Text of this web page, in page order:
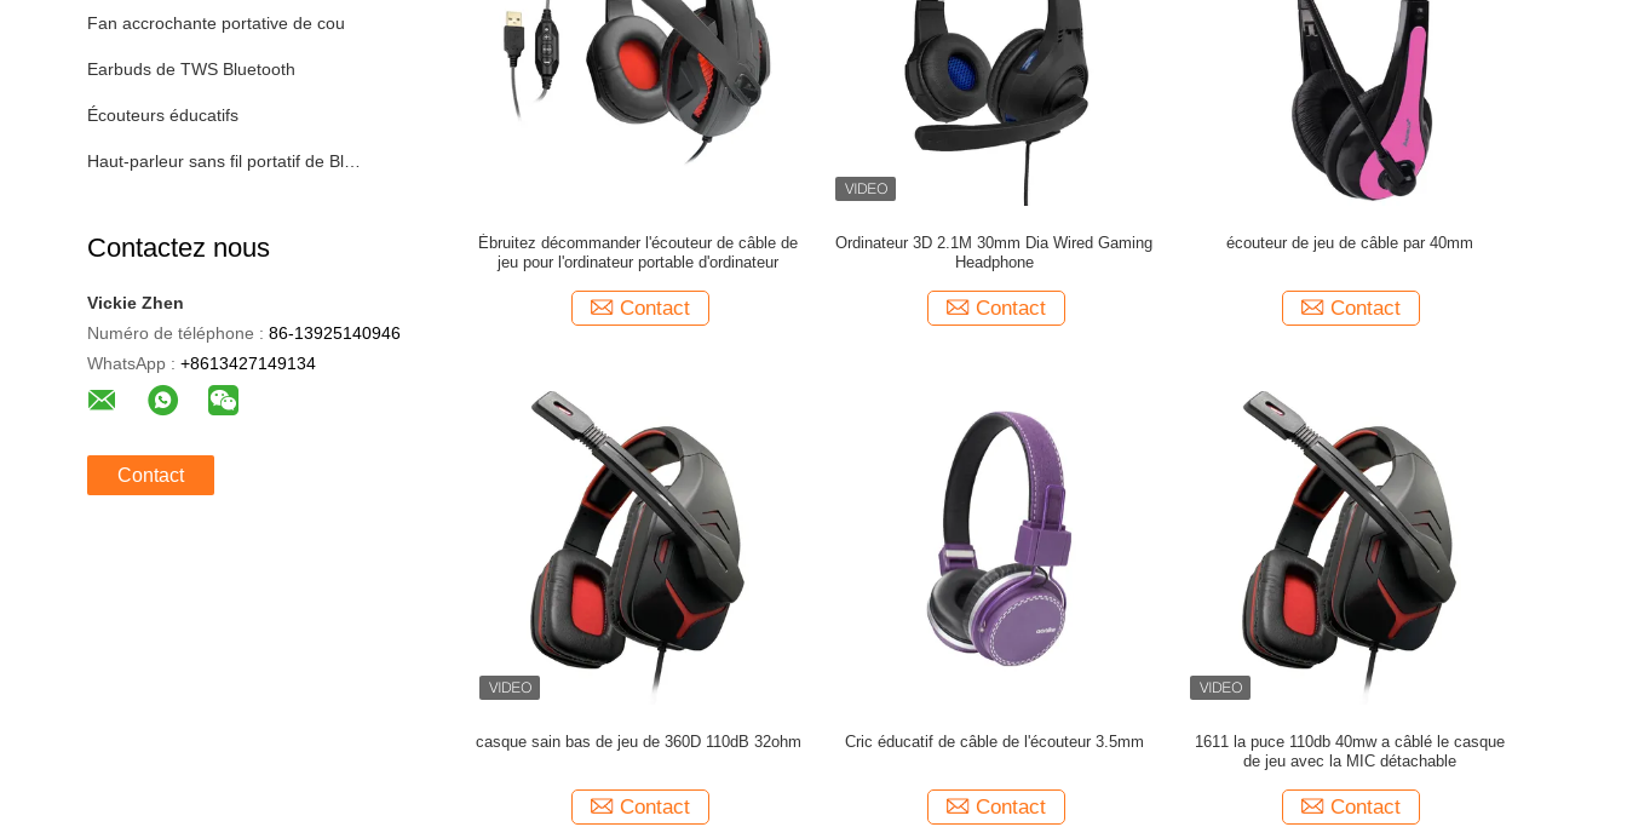
Fan accrochante portative de cou
Earbuds de TWS Bluetooth
Écouteurs éducatifs
Haut-parleur sans fil portatif de Bluetooth
Contactez nous
Vickie Zhen
Numéro de téléphone : 86-13925140946
WhatsApp : +8613427149134
Contact
Ébruitez décommander l'écouteur de câble de
jeu pour l'ordinateur portable d'ordinateur
Contact
Ordinateur 3D 2.1M 30mm Dia Wired Gaming
Headphone
Contact
écouteur de jeu de câble par 40mm
Contact
casque sain bas de jeu de 360D 110dB 32ohm
Contact
Cric éducatif de câble de l'écouteur 3.5mm
Contact
1611 la puce 110db 40mw a câblé le casque
de jeu avec la MIC détachable
Contact